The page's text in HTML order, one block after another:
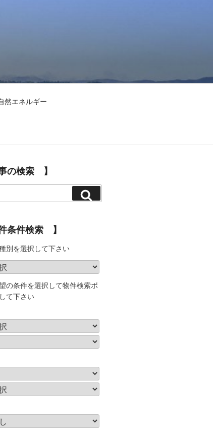
然エネルギー
の検索 】
条件検索 】
別を選択して下さい
の条件を選択して物件検索ボ
て下さい